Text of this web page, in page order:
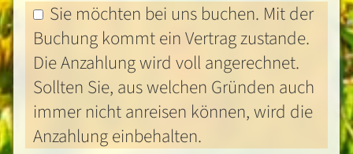
Sie möchten bei uns buchen. Mit der
Buchung kommt ein Vertrag zustande.
Die Anzahlung wird voll angerechnet.
Sollten Sie, aus welchen Gründen auch
immer nicht anreisen können, wird die
Anzahlung einbehalten.